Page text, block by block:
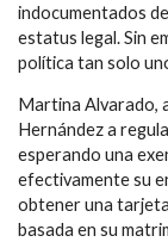
indocumentados
estatus legal. Sin
política tan solo
Martina Alvarado,
Hernández a
esperando una
efectivamente su
obtener una
basada en su